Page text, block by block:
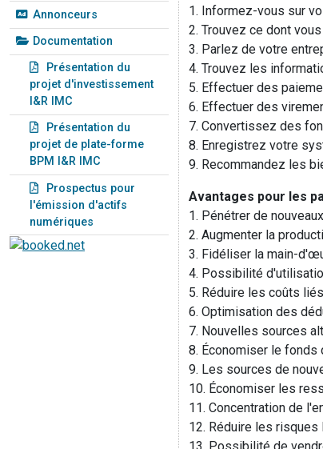
Annonceurs
Documentation
Présentation du
projet d'investissement
I&R IMC
Présentation du
projet de plate-forme
BPM I&R IMC
Prospectus pour
l'émission d'actifs
numériques
1. Informez-vous sur
2. Trouvez ce dont
3. Parlez de votre
4. Trouvez les
5. Effectuer des
6. Effectuer des
7. Convertissez des
8. Enregistrez votre
9. Recommandez les
Avantages pour les
1. Pénétrer de
2. Augmenter la
3. Fidéliser la main-
4. Possibilité
5. Réduire les coûts
6. Optimisation des
7. Nouvelles sources
8. Économiser le fonds
9. Les sources de
10. Économiser les
11. Concentration de
12. Réduire les